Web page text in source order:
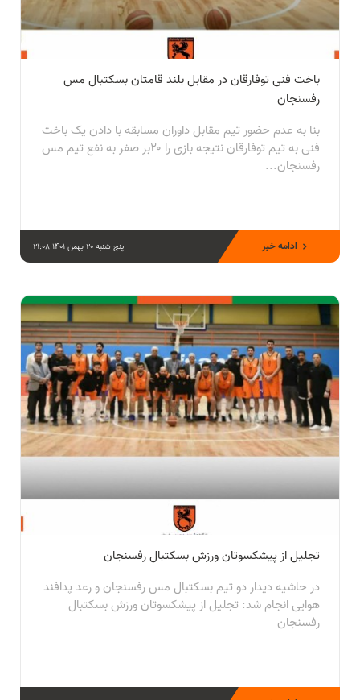
باخت فنی توفارقان در مقابل بلند قامتان بسکتبال مس
رفسنجان
بنا به عدم حضور تیم مقابل داوران مسابقه با دادن یک باخت
فنی به تیم توفارقان نتیجه بازی را ۲۰بر صفر به نفع تیم مس
رفسنجان...
پنج شنبه 20 بهمن 1401 21:08 ادامه خبر
تجلیل از پیشکسوتان ورزش بسکتبال رفسنجان
در حاشیه دیدار دو تیم بسکتبال مس رفسنجان و رعد پدافند
هوایی انجام شد: تجلیل از پیشکسوتان ورزش بسکتبال
رفسنجان